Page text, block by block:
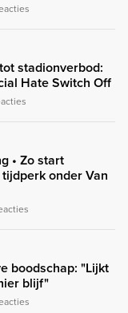
stadionverbod:
Hate Switch Off
• Zo start
onder Van
boodschap: "Lijkt
blijf"